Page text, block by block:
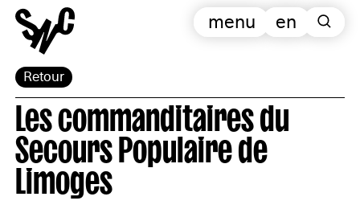
Retour
en
menu
Les commanditaires du
Secours Populaire de
Limoges